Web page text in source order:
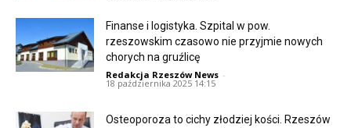
Finanse i logistyka. Szpital w pow.
rzeszowskim czasowo nie przyjmie nowych
chorych na gruźlicę
Redakcja Rzeszów News -
18 października 2025 14:15
Osteoporoza to cichy złodziej kości. Rzeszów